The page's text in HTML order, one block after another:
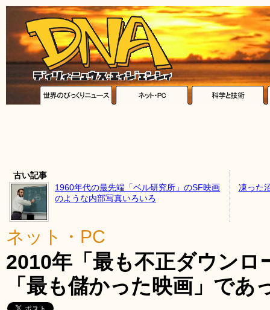
古い記事
1960年代の最先端「ベル研究所」のSF映画
のような内部写真いろいろ
凍った
ネット・PC
2010年「最も不正ダウンロ
「最も儲かった映画」であ